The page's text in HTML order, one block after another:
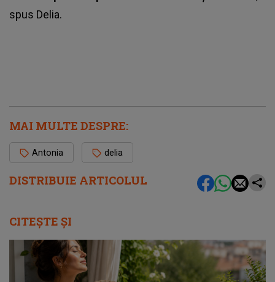
DISTRIBUIE ARTICOLUL
spus Delia.
MAI MULTE DESPRE:
Antonia delia
CITEȘTE ȘI